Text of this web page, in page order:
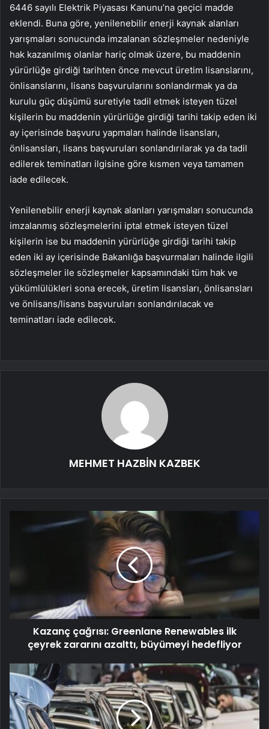
6446 sayılı Elektrik Piyasası Kanunu’na geçici madde
eklendi. Buna göre, yenilenebilir enerji kaynak alanları
yarışmaları sonucunda imzalanan sözleşmeler nedeniyle
hak kazanılmış olanlar hariç olmak üzere, bu maddenin
yürürlüğe girdiği tarihten önce mevcut üretim lisanslarını,
önlisanslarını, lisans başvurularını sonlandırmak ya da
kurulu güç düşümü suretiyle tadil etmek isteyen tüzel
kişilerin bu maddenin yürürlüğe girdiği tarihi takip eden iki
ay içerisinde başvuru yapmaları halinde lisansları,
önlisansları, lisans başvuruları sonlandırılarak ya da tadil
edilerek teminatları ilgisine göre kısmen veya tamamen
iade edilecek.
Yenilenebilir enerji kaynak alanları yarışmaları sonucunda
imzalanmış sözleşmelerini iptal etmek isteyen tüzel
kişilerin ise bu maddenin yürürlüğe girdiği tarihi takip
eden iki ay içerisinde Bakanlığa başvurmaları halinde ilgili
sözleşmeler ile sözleşmeler kapsamındaki tüm hak ve
yükümlülükleri sona erecek, üretim lisansları, önlisansları
ve önlisans/lisans başvuruları sonlandırılacak ve
teminatları iade edilecek.
MEHMET HAZBİN KAZBEK
Kazanç çağrısı: Greenlane Renewables ilk
çeyrek zararını azalttı, büyümeyi hedefliyor